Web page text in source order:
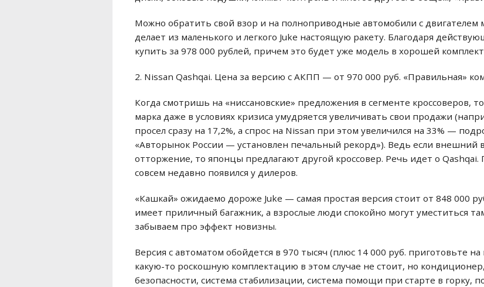
Можно обратить свой взор и на полноприводные автомобили с
делает из маленького и легкого Juke настоящую ракету. Благодаря
купить за 978 000 рублей, причем это будет уже модель в хорошей
2. Nissan Qashqai. Цена за версию с АКПП — от 970 000 руб. «Правильная»
Когда смотришь на «ниссановские» предложения в сегменте кроссоверов,
марка даже в условиях кризиса умудряется увеличивать свои продажи
просел сразу на 17,2%, а спрос на Nissan при этом увеличился на 33% —
«Авторынок России — установлен печальный рекорд»). Ведь если внешний
отторжение, то японцы предлагают другой кроссовер. Речь идет о
совсем недавно появился у дилеров.
«Кашкай» ожидаемо дороже Juke — самая простая версия стоит от 848 000
имеет приличный багажник, а взрослые люди спокойно могут уместиться
забываем про эффект новизны.
Версия с автоматом обойдется в 970 тысяч (плюс 14 000 руб. приготовьте на
какую-то роскошную комплектацию в этом случае не стоит, но
безопасности, система стабилизации, система помощи при старте в горку,